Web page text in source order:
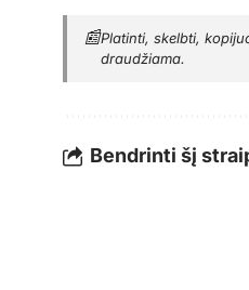
📰Platinti, skelbti,
draudžiama.
Bendrinti šį